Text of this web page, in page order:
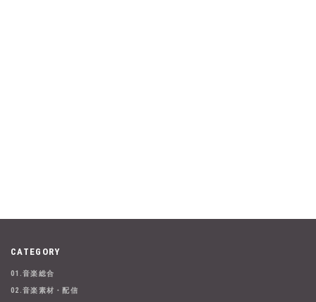
CATEGORY
01.音楽総合
02.音楽素材・配信